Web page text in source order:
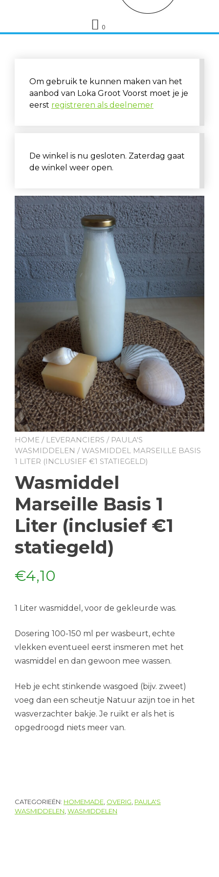
0
Om gebruik te kunnen maken van het
aanbod van Loka Groot Voorst moet je je
eerst registreren als deelnemer
De winkel is nu gesloten. Zaterdag gaat
de winkel weer open.
HOME / LEVERANCIERS / PAULA'S
WASMIDDELEN / WASMIDDEL MARSEILLE BASIS
1 LITER (INCLUSIEF €1 STATIEGELD)
Wasmiddel
Marseille Basis 1
Liter (inclusief €1
statiegeld)
€4,10
1 Liter wasmiddel, voor de gekleurde was.
Dosering 100-150 ml per wasbeurt, echte
vlekken eventueel eerst insmeren met het
wasmiddel en dan gewoon mee wassen.
Heb je echt stinkende wasgoed (bijv. zweet)
voeg dan een scheutje Natuur azijn toe in het
wasverzachter bakje. Je ruikt er als het is
opgedroogd niets meer van.
CATEGORIEËN: HOMEMADE, OVERIG, PAULA'S
WASMIDDELEN,WASMIDDELEN